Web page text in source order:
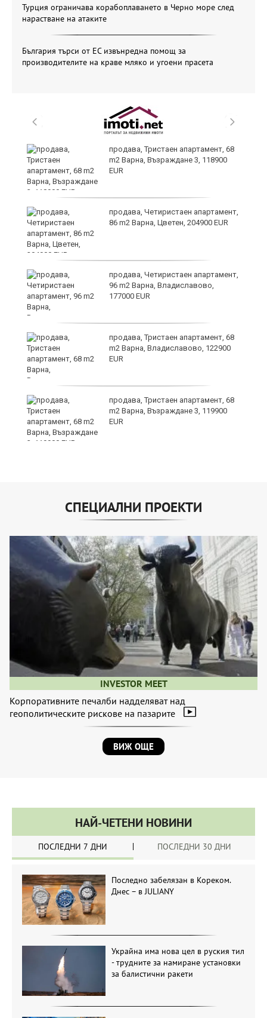
Турция ограничава корабоплаването в Черно море след
нарастване на атаките
България търси от ЕС извънредна помощ за
производителите на краве мляко и угоени прасета
продава, Тристаен апартамент, 68
m2 Варна, Възраждане 3, 118900
EUR
продава, Четиристаен апартамент,
86 m2 Варна, Цветен, 204900 EUR
продава, Четиристаен апартамент,
96 m2 Варна, Владиславово,
177000 EUR
продава, Тристаен апартамент, 68
m2 Варна, Владиславово, 122900
EUR
продава, Тристаен апартамент, 68
m2 Варна, Възраждане 3, 119900
EUR
СПЕЦИАЛНИ ПРОЕКТИ
INVESTOR MEET
Корпоративните печалби надделяват над
геополитическите рискове на пазарите
ВИЖ ОЩЕ
НАЙ-ЧЕТЕНИ НОВИНИ
ПОСЛЕДНИ 7 ДНИ ПОСЛЕДНИ 30 ДНИ
Последно забелязан в Кореком.
Днес – в JULIANY
Украйна има нова цел в руския тил
- трудните за намиране установки
за балистични ракети